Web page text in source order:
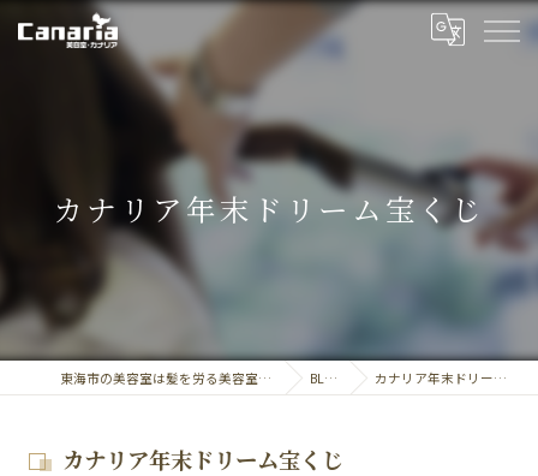
カナリア年末ドリーム宝くじ
東海市の美容室は髪を労る美容室・カナリア BLOG カナリア年末ドリーム宝くじ
カナリア年末ドリーム宝くじ